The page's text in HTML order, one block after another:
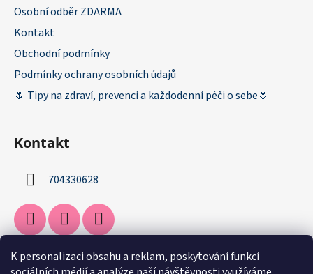
K personalizaci obsahu a reklam, poskytování funkcí
Osobní odběr ZDARMA
Kontakt
Obchodní podmínky
Podmínky ochrany osobních údajů
🌷 Tipy na zdraví, prevenci a každodenní péči o sebe🌷
Kontakt
704330628